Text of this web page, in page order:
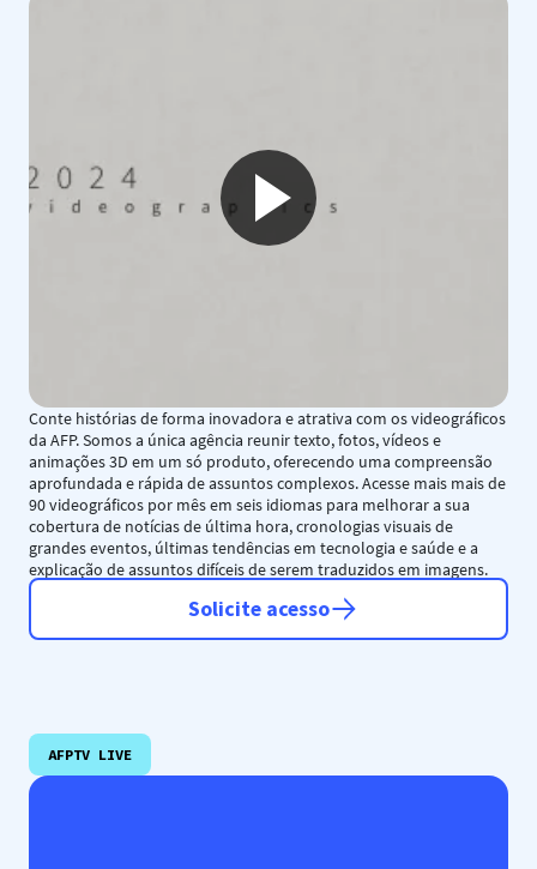
Conte histórias de forma inovadora e atrativa com os videográficos
da AFP. Somos a única agência reunir texto, fotos, vídeos e
animações 3D em um só produto, oferecendo uma compreensão
aprofundada e rápida de assuntos complexos. Acesse mais mais de
90 videográficos por mês em seis idiomas para melhorar a sua
cobertura de notícias de última hora, cronologias visuais de
grandes eventos, últimas tendências em tecnologia e saúde e a
explicação de assuntos difíceis de serem traduzidos em imagens.
Solicite acesso
AFPTV LIVE